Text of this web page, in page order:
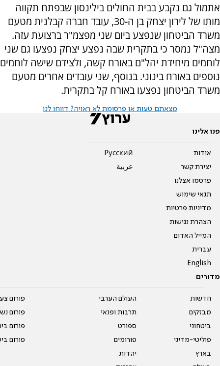
אתמול גם נקבע בבית החולים בילינסון שבפתח תקווה
מותו של לירון יצחק בן ה-30, עובד חברה קבלנית מטעם
משרד הביטחון שנפצע ביום שני מפצמ"ר ברצועת עזה.
מצה"ל נמסר כי בתקרית שבה נפצע יצחק נפצעו גם שני
לוחמים מיחידת יהל"ם באורח קשה, ולצידם שישה לוחמים
נוספים באורח בינוני. בנוסף, שני עובדים אחרים מטעם
משרד הביטחון נפצעו באורח קל בתקרית.
מצאתם טעות או פרסומת לא ראויה? דווחו לנו
פנו אלינו
אודות
יצירת קשר
פרסמו אצלנו
תנאי שימוש
מדיניות פרטיות
הצהרת נגישות
המייל האדום
עברית
English
Pусский
عربية
מדורים
חדשות
מבזקים
ביטחוני
פוליטי-מדיני
בארץ
העולם הערבי
תרבות ופנאי
ספורט
פורומים
יהדות
פורום
פורום
פורום
פורום